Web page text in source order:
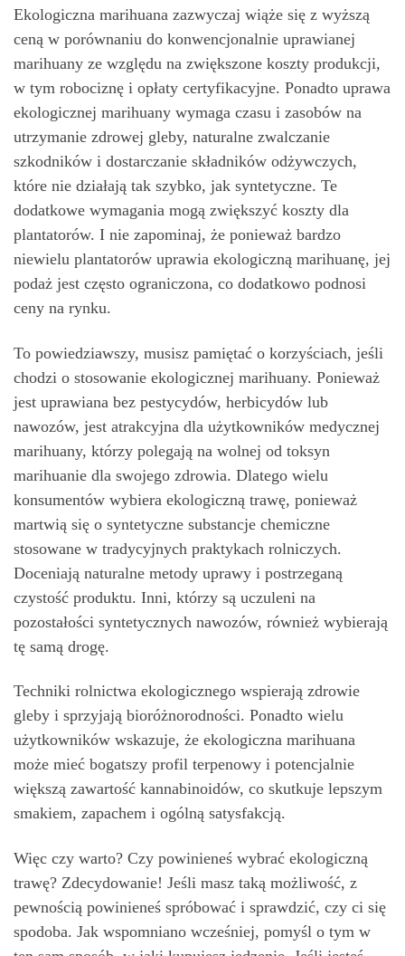
Ekologiczna marihuana zazwyczaj wiąże się z wyższą
ceną w porównaniu do konwencjonalnie uprawianej
marihuany ze względu na zwiększone koszty produkcji,
w tym robociznę i opłaty certyfikacyjne. Ponadto uprawa
ekologicznej marihuany wymaga czasu i zasobów na
utrzymanie zdrowej gleby, naturalne zwalczanie
szkodników i dostarczanie składników odżywczych,
które nie działają tak szybko, jak syntetyczne. Te
dodatkowe wymagania mogą zwiększyć koszty dla
plantatorów. I nie zapominaj, że ponieważ bardzo
niewielu plantatorów uprawia ekologiczną marihuanę, jej
podaż jest często ograniczona, co dodatkowo podnosi
ceny na rynku.
To powiedziawszy, musisz pamiętać o korzyściach, jeśli
chodzi o stosowanie ekologicznej marihuany. Ponieważ
jest uprawiana bez pestycydów, herbicydów lub
nawozów, jest atrakcyjna dla użytkowników medycznej
marihuany, którzy polegają na wolnej od toksyn
marihuanie dla swojego zdrowia. Dlatego wielu
konsumentów wybiera ekologiczną trawę, ponieważ
martwią się o syntetyczne substancje chemiczne
stosowane w tradycyjnych praktykach rolniczych.
Doceniają naturalne metody uprawy i postrzeganą
czystość produktu. Inni, którzy są uczuleni na
pozostałości syntetycznych nawozów, również wybierają
tę samą drogę.
Techniki rolnictwa ekologicznego wspierają zdrowie
gleby i sprzyjają bioróżnorodności. Ponadto wielu
użytkowników wskazuje, że ekologiczna marihuana
może mieć bogatszy profil terpenowy i potencjalnie
większą zawartość kannabinoidów, co skutkuje lepszym
smakiem, zapachem i ogólną satysfakcją.
Więc czy warto? Czy powinieneś wybrać ekologiczną
trawę? Zdecydowanie! Jeśli masz taką możliwość, z
pewnością powinieneś spróbować i sprawdzić, czy ci się
spodoba. Jak wspomniano wcześniej, pomyśl o tym w